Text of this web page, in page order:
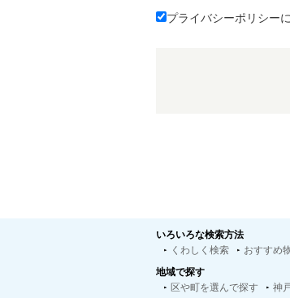
プライバシーポリシー
いろいろな検索方法
くわしく検索
おすすめ
地域で探す
区や町を選んで探す
神